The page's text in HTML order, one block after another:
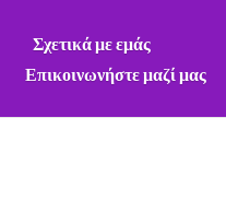
Σχετικά με εμάς
Επικοινωνήστε μαζί μας